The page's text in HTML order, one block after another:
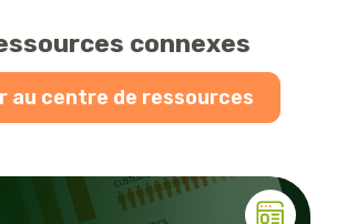
connexes
au centre de ressources